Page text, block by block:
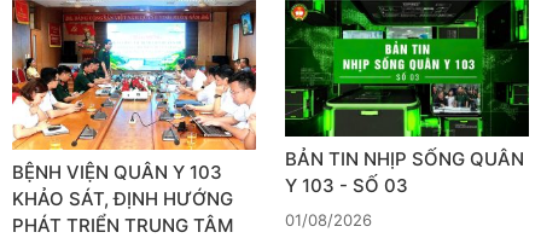
BỆNH VIỆN QUÂN Y 103
KHẢO SÁT, ĐỊNH HƯỚNG
PHÁT TRIỂN TRUNG TÂM
BẢN TIN NHỊP SỐNG QUÂN
Y 103 - SỐ 03
01/08/2026